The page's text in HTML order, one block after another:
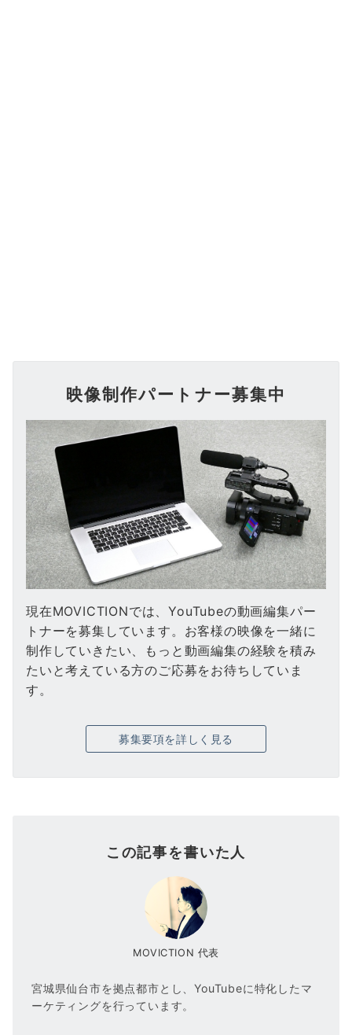
映像制作パートナー募集中
現在MOVICTIONでは、YouTubeの動画編集パー
トナーを募集しています。お客様の映像を一緒に
制作していきたい、もっと動画編集の経験を積み
たいと考えている方のご応募をお待ちしていま
す。
募集要項を詳しく見る
この記事を書いた人
MOVICTION 代表
宮城県仙台市を拠点都市とし、YouTubeに特化したマ
ーケティングを行っています。